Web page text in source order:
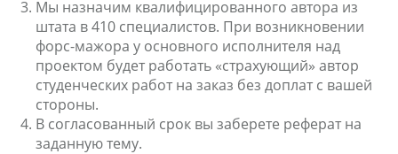
Мы назначим квалифицированного автора из
штата в 410 специалистов. При возникновении
форс-мажора у основного исполнителя над
проектом будет работать «страхующий» автор
студенческих работ на заказ без доплат с вашей
стороны.
В согласованный срок вы заберете реферат на
заданную тему.